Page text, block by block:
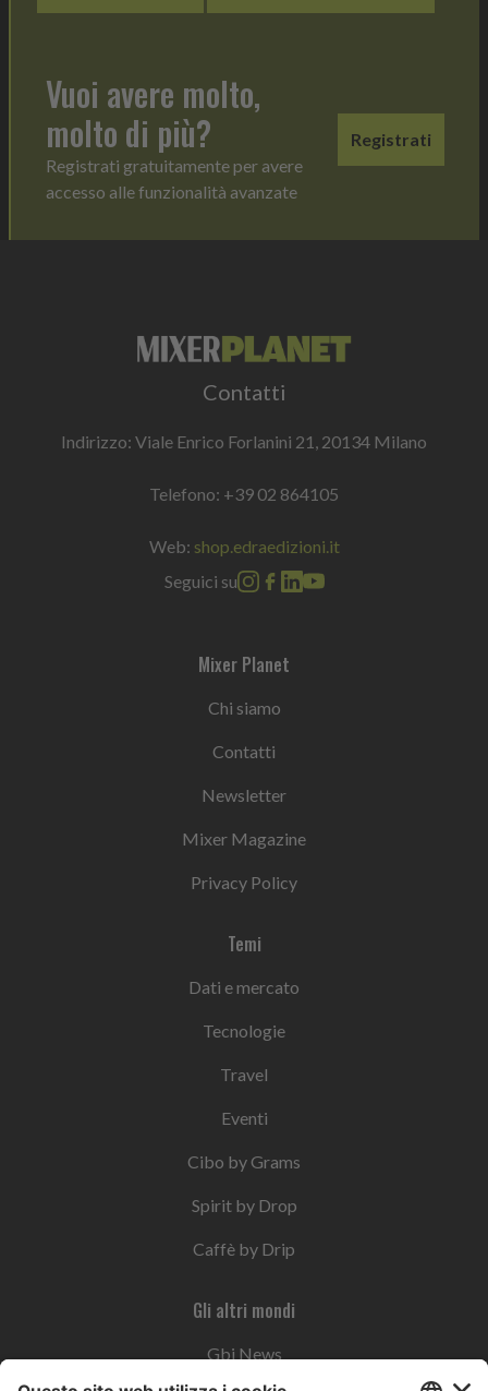
Vuoi avere molto,
molto di più?
Registrati gratuitamente per avere
accesso alle funzionalità avanzate
Registrati
Contatti
Indirizzo: Viale Enrico Forlanini 21, 20134 Milano
Telefono: +39 02 864105
Web: shop.edraedizioni.it
Seguici su
Mixer Planet
Chi siamo
Contatti
Newsletter
Mixer Magazine
Privacy Policy
Temi
Dati e mercato
Tecnologie
Travel
Eventi
Cibo by Grams
Spirit by Drop
Caffè by Drip
Gli altri mondi
Gbi News